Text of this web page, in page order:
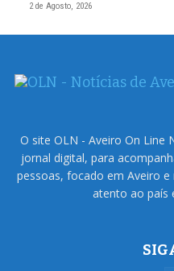
2 de Agosto, 2026
O site OLN - Aveiro On Line
jornal digital, para
pessoas, focado em Aveiro
atento ao país